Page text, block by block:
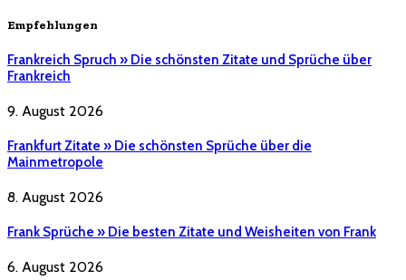
Empfehlungen
Frankreich Spruch » Die schönsten Zitate und Sprüche über
Frankreich
9. August 2026
Frankfurt Zitate » Die schönsten Sprüche über die
Mainmetropole
8. August 2026
Frank Sprüche » Die besten Zitate und Weisheiten von Frank
6. August 2026